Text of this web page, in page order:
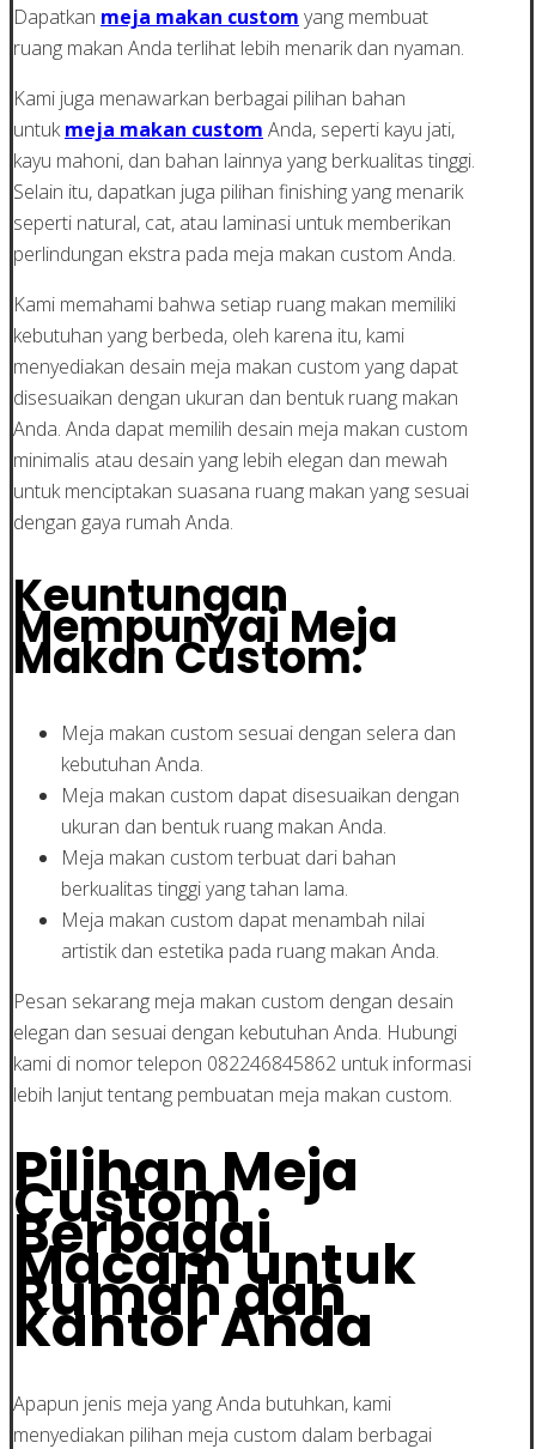
Dapatkan meja makan custom yang membuat
ruang makan Anda terlihat lebih menarik dan nyaman.
Kami juga menawarkan berbagai pilihan bahan
untukmeja makan custom Anda, seperti kayu jati,
kayu mahoni, dan bahan lainnya yang berkualitas tinggi.
Selain itu, dapatkan juga pilihan finishing yang menarik
seperti natural, cat, atau laminasi untuk memberikan
perlindungan ekstra pada meja makan custom Anda.
Kami memahami bahwa setiap ruang makan memiliki
kebutuhan yang berbeda, oleh karena itu, kami
menyediakan desain meja makan custom yang dapat
disesuaikan dengan ukuran dan bentuk ruang makan
Anda. Anda dapat memilih desain meja makan custom
minimalis atau desain yang lebih elegan dan mewah
untuk menciptakan suasana ruang makan yang sesuai
dengan gaya rumah Anda.
Keuntungan
Mempunyai Meja
Makan Custom:
Meja makan custom sesuai dengan selera dan
kebutuhan Anda.
Meja makan custom dapat disesuaikan dengan
ukuran dan bentuk ruang makan Anda.
Meja makan custom terbuat dari bahan
berkualitas tinggi yang tahan lama.
Meja makan custom dapat menambah nilai
artistik dan estetika pada ruang makan Anda.
Pesan sekarang meja makan custom dengan desain
elegan dan sesuai dengan kebutuhan Anda. Hubungi
kami di nomor telepon 082246845862 untuk informasi
lebih lanjut tentang pembuatan meja makan custom.
Pilihan Meja
Custom
Berbagai
Macam untuk
Rumah dan
Kantor Anda
Apapun jenis meja yang Anda butuhkan, kami
menyediakan pilihan meja custom dalam berbagai